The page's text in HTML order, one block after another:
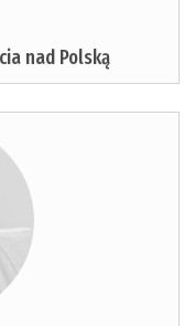
nad Polską